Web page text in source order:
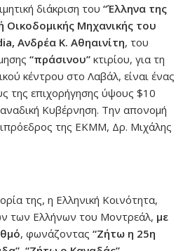
διάκριση του“Έλληνα της
Οικοδομικής Μηχανικής του
Ανδρέα Κ. Αθηαινίτη, του
“πράσινου” κτιρίου, για τη
κέντρου στο Λαβάλ, είναι ένας
της επιχορήγησης ύψους $10
Κυβέρνηση. Την απονομή
της ΕΚΜΜ, Δρ. Μιχάλης
της, η Ελληνική Κοινότητα,
των Ελλήνων του Μοντρεάλ, με
, φωνάζοντας“Ζήτω η 25η